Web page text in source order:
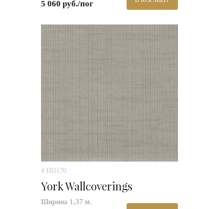
5 060 руб./пог
# IB1170
York Wallcoverings
Ширина 1,37 м.